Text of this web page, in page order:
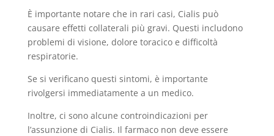
È importante notare che in rari casi, Cialis può
causare effetti collaterali più gravi. Questi includono
problemi di visione, dolore toracico e difficoltà
respiratorie.
Se si verificano questi sintomi, è importante
rivolgersi immediatamente a un medico.
Inoltre, ci sono alcune controindicazioni per
l’assunzione di Cialis. Il farmaco non deve essere